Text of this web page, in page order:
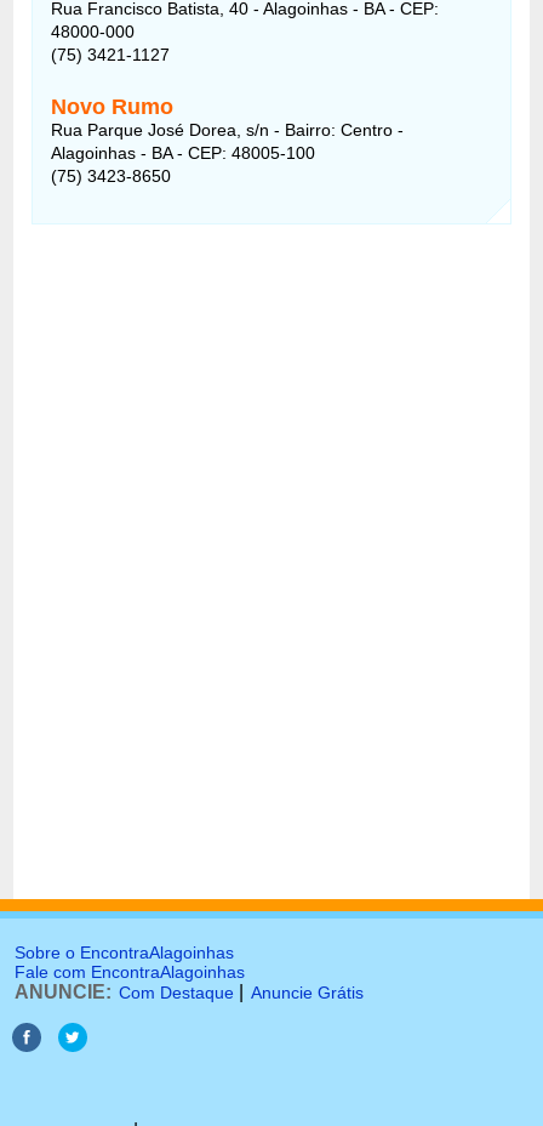
Rua Francisco Batista, 40 - Alagoinhas - BA - CEP:
48000-000
(75) 3421-1127
Novo Rumo
Rua Parque José Dorea, s/n - Bairro: Centro -
Alagoinhas - BA - CEP: 48005-100
(75) 3423-8650
Sobre o EncontraAlagoinhas
Fale com EncontraAlagoinhas
ANUNCIE: Com Destaque Anuncie Grátis